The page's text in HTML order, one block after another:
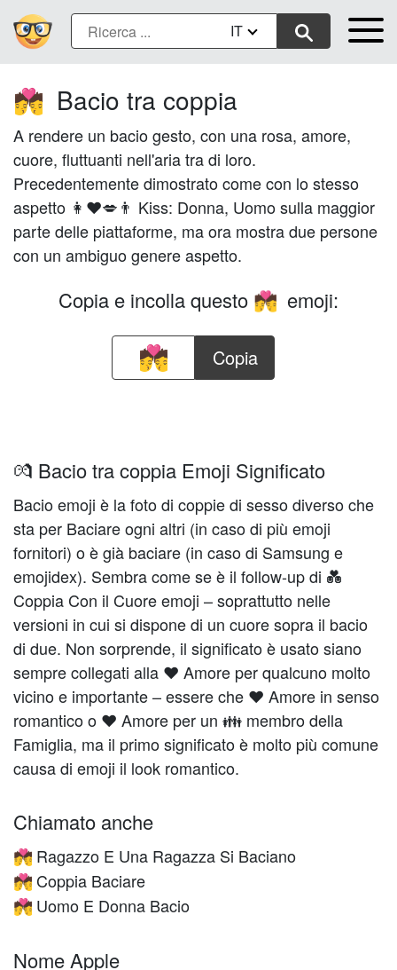
IT
💏 Bacio tra coppia
A rendere un bacio gesto, con una rosa, amore,
cuore, fluttuanti nell'aria tra di loro.
Precedentemente dimostrato come con lo stesso
aspetto 👩❤️💋👨 Kiss: Donna, Uomo sulla maggior
parte delle piattaforme, ma ora mostra due persone
con un ambiguo genere aspetto.
Copia e incolla questo 💏 emoji:
Copia
💏 Bacio tra coppia Emoji Significato
Bacio emoji è la foto di coppie di sesso diverso che
sta per Baciare ogni altri (in caso di più emoji
fornitori) o è già baciare (in caso di Samsung e
emojidex). Sembra come se è il follow-up di 💑
Coppia Con il Cuore emoji – soprattutto nelle
versioni in cui si dispone di un cuore sopra il bacio
di due. Non sorprende, il significato è usato siano
sempre collegati alla ❤️️ Amore per qualcuno molto
vicino e importante – essere che ❤️️ Amore in senso
romantico o ❤️️ Amore per un 👪 membro della
Famiglia, ma il primo significato è molto più comune
causa di emoji il look romantico.
Chiamato anche
💏 Ragazzo E Una Ragazza Si Baciano
💏 Coppia Baciare
💏 Uomo E Donna Bacio
Nome Apple